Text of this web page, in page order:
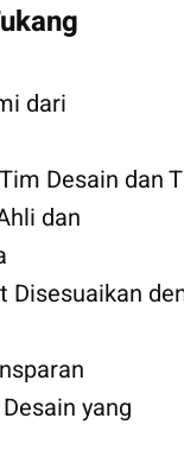
dari
Desain dan
dan
Disesuaikan
yang